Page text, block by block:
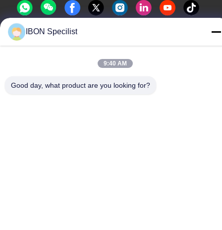
Privacybeleid|Sitemap
De Goede Kwaliteit van China leersnijmachine Leverancier.
IBON Specilist
9:40 AM
Good day, what product are you looking for?